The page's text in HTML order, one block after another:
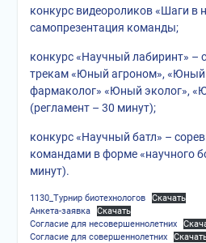
конкурс видеороликов «Шаги в
самопрезентация команды;
конкурс «Научный лабиринт» –
трекам «Юный агроном»,
фармаколог» «Юный эколог»,
(регламент – 30 минут);
конкурс «Научный батл» –
командами в форме «научного
минут).
1130_Турнир биотехнологов
Скачать
Анкета-заявка
Скачать
Согласие для несовершеннолетних
Согласие для совершеннолетних